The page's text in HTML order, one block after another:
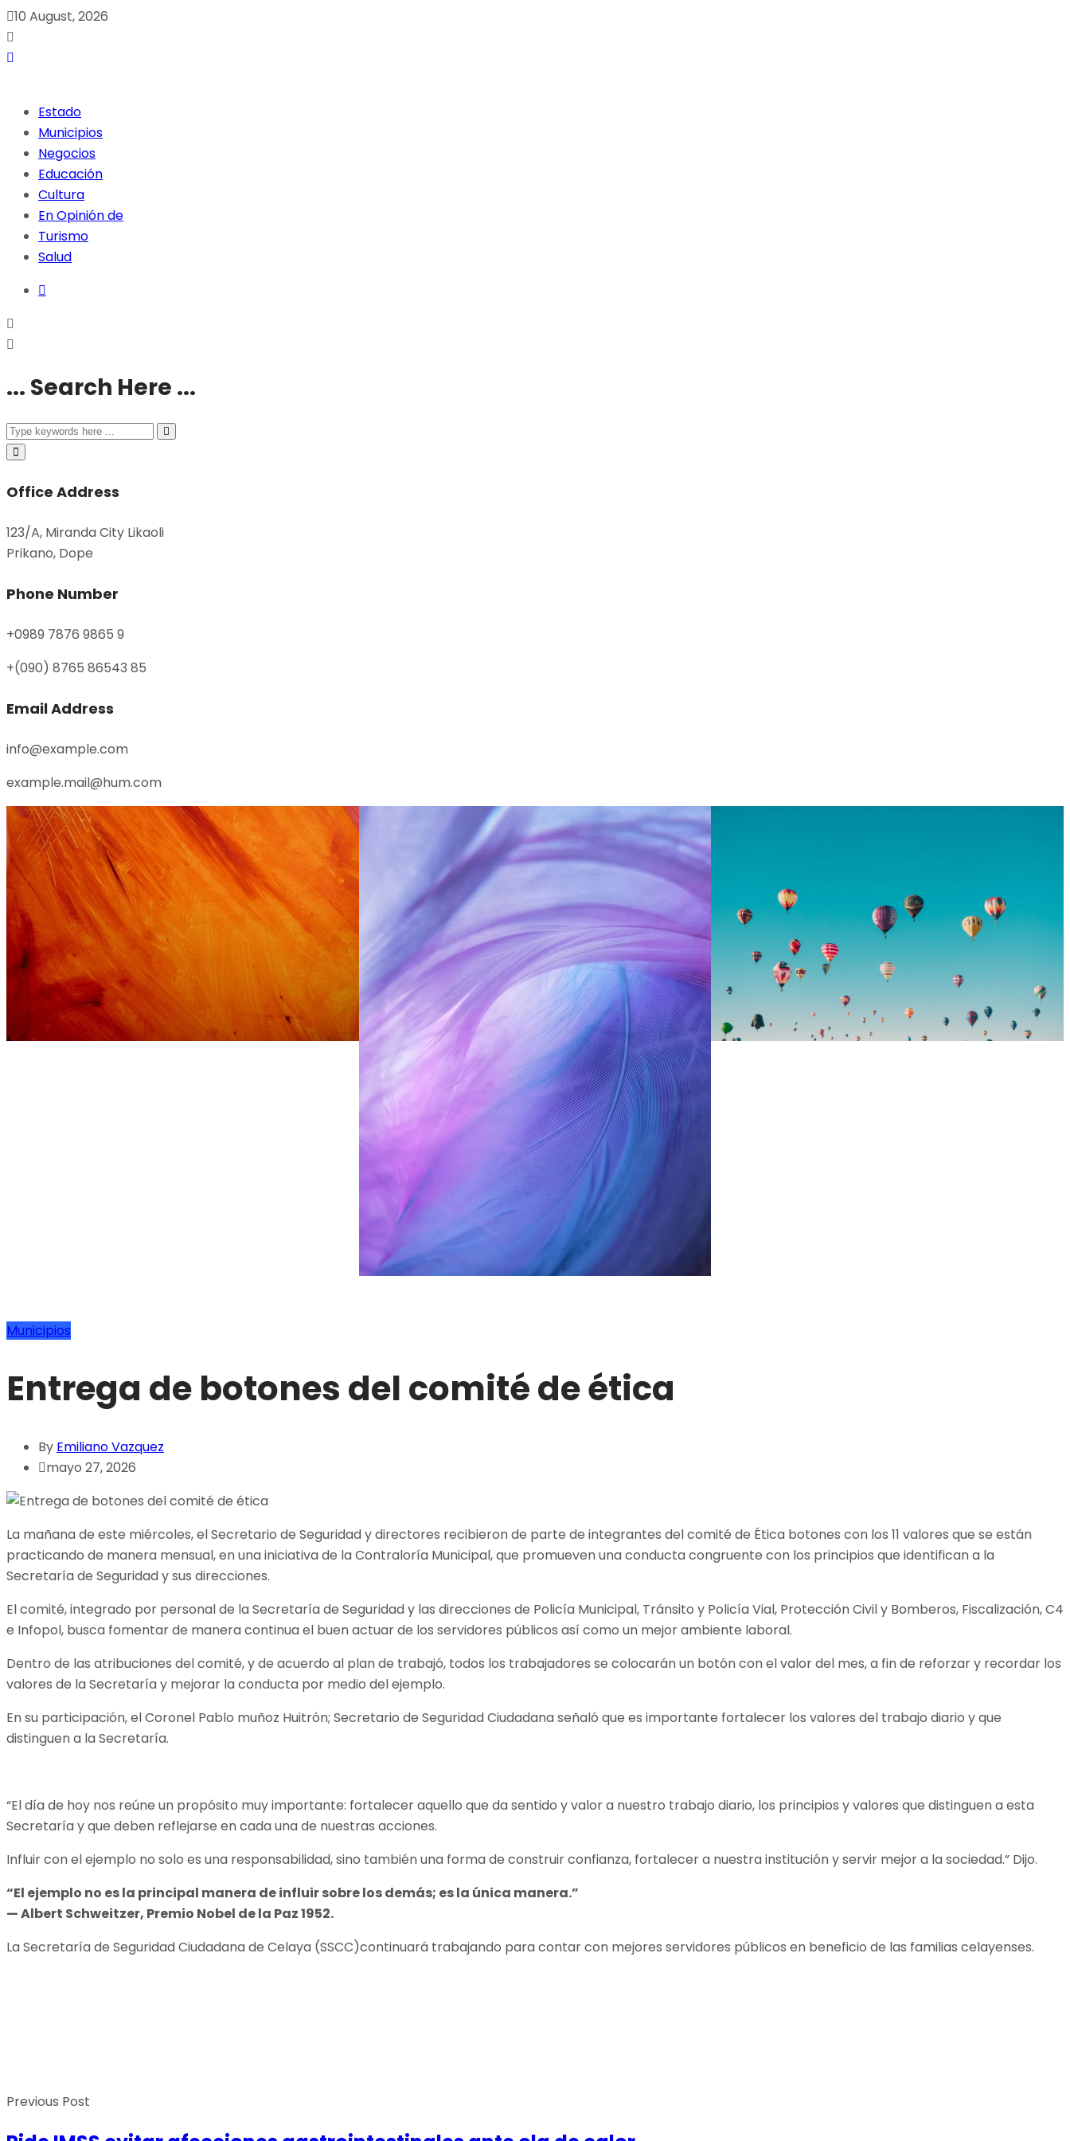
10 August, 2026
Estado
Municipios
Negocios
Educación
Cultura
En Opinión de
Turismo
Salud
... Search Here ...
Office Address
123/A, Miranda City Likaoli
Prikano, Dope
Phone Number
+0989 7876 9865 9
+(090) 8765 86543 85
Email Address
info@example.com
example.mail@hum.com
Municipios
Entrega de botones del comité de ética
By Emiliano Vazquez
mayo 27, 2026
La mañana de este miércoles, el Secretario de Seguridad y directores recibieron de parte de integrantes del comité de Ética botones con los 11 valores que se están
practicando de manera mensual, en una iniciativa de la Contraloría Municipal, que promueven una conducta congruente con los principios que identifican a la
Secretaría de Seguridad y sus direcciones.
El comité, integrado por personal de la Secretaría de Seguridad y las direcciones de Policía Municipal, Tránsito y Policía Vial, Protección Civil y Bomberos, Fiscalización, C4
e Infopol, busca fomentar de manera continua el buen actuar de los servidores públicos así como un mejor ambiente laboral.
Dentro de las atribuciones del comité, y de acuerdo al plan de trabajó, todos los trabajadores se colocarán un botón con el valor del mes, a fin de reforzar y recordar los
valores de la Secretaría y mejorar la conducta por medio del ejemplo.
En su participación, el Coronel Pablo muñoz Huitrón; Secretario de Seguridad Ciudadana señaló que es importante fortalecer los valores del trabajo diario y que
distinguen a la Secretaría.
“El día de hoy nos reúne un propósito muy importante: fortalecer aquello que da sentido y valor a nuestro trabajo diario, los principios y valores que distinguen a esta
Secretaría y que deben reflejarse en cada una de nuestras acciones.
Influir con el ejemplo no solo es una responsabilidad, sino también una forma de construir confianza, fortalecer a nuestra institución y servir mejor a la sociedad.” Dijo.
“El ejemplo no es la principal manera de influir sobre los demás; es la única manera.”
—Albert Schweitzer, Premio Nobel de la Paz 1952.
La Secretaría de Seguridad Ciudadana de Celaya (SSCC)continuará trabajando para contar con mejores servidores públicos en beneficio de las familias celayenses.
Previous Post